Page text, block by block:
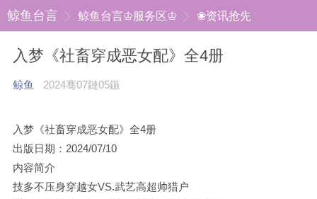
鲸鱼台言 鲸鱼台言♔服务区♔ ❀资讯抢先
入梦《社畜穿成恶女配》全4册
鲸鱼 2024骞07鏈05鏃
入梦《社畜穿成恶女配》全4册
出版日期：2024/07/10
内容简介
技多不压身穿越女VS.武艺高超帅猎户